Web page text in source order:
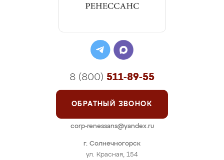
г. Солнечногорск
ул. Красная, 154
8 (800) 511-89-55
ОБРАТНЫЙ ЗВОНОК
corp-renessans@yandex.ru